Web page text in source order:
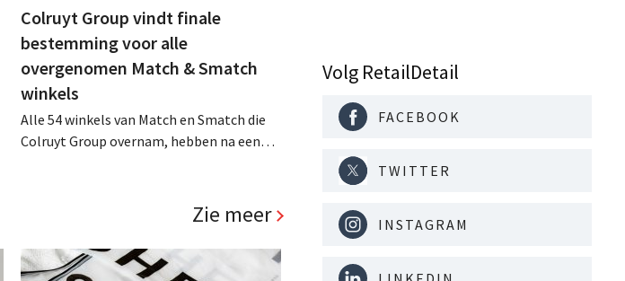
Colruyt Group vindt finale
bestemming voor alle
overgenomen Match & Smatch
winkels
Alle 54 winkels van Match en Smatch die
Colruyt Group overnam, hebben na een
die bestemming voor sommige panden
Zie meer
Volg RetailDetail
FACEBOOK
TWITTER
INSTAGRAM